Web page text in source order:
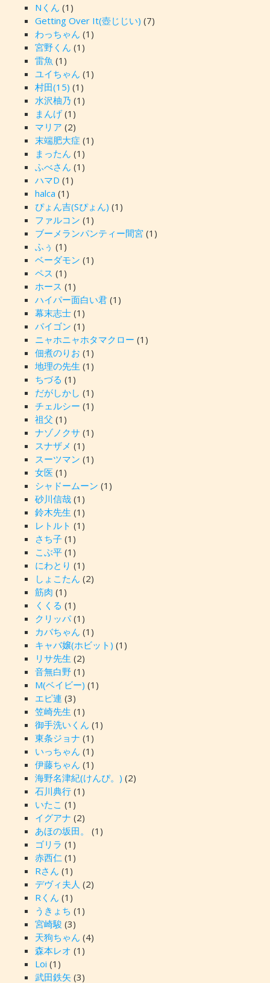
Nくん (1)
Getting Over It(壺じじい) (7)
わっちゃん (1)
宮野くん (1)
雷魚 (1)
ユイちゃん (1)
村田(15) (1)
水沢柚乃 (1)
まんげ(1)
マリア (2)
末端肥大症 (1)
まったん (1)
ふべさん (1)
ハマD (1)
halca (1)
ぴょん吉(Sぴょん) (1)
ファルコン (1)
ブーメランパンティー間宮 (1)
ふぅ (1)
ベーダモン (1)
ペス (1)
ホース (1)
ハイパー面白い君(1)
幕末志士(1)
パイゴン (1)
ニャホニャホタマクロー (1)
佃煮のりお (1)
地理の先生 (1)
ちづる (1)
だがしかし (1)
チェルシー (1)
祖父 (1)
ナゾノクサ (1)
スナザメ (1)
スーツマン (1)
女医 (1)
シャドームーン (1)
砂川信哉(1)
鈴木先生 (1)
レトルト (1)
さち子(1)
こぶ平(1)
にわとり (1)
しょこたん (2)
筋肉 (1)
くくる (1)
クリッパ(1)
カバちゃん (1)
キャバ嬢(ホビット) (1)
リサ先生 (2)
音無白野(1)
M(ベイビー) (1)
エピ連 (3)
笠崎先生 (1)
御手洗いくん (1)
東条ジョナ (1)
いっちゃん (1)
伊藤ちゃん (1)
海野名津紀(けんぴ。) (2)
石川典行(1)
いたこ (1)
イグアナ (2)
あほの坂田。
(1)
ゴリラ (1)
赤西仁(1)
Rさん (1)
デヴィ夫人 (2)
Rくん (1)
うきょち (1)
宮崎駿 (3)
天狗ちゃん (4)
森本レオ (1)
Loi (1)
武田鉄矢 (3)